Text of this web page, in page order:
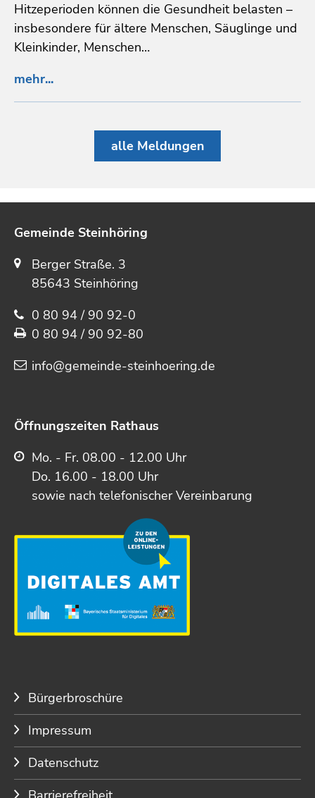
Hitzeperioden können die Gesundheit belasten –
insbesondere für ältere Menschen, Säuglinge und
Kleinkinder, Menschen…
mehr...
alle Meldungen
Gemeinde Steinhöring
Berger Straße. 3
85643 Steinhöring
0 80 94 / 90 92-0
0 80 94 / 90 92-80
info@gemeinde-steinhoering.de
Öffnungszeiten Rathaus
Mo. - Fr. 08.00 - 12.00 Uhr
Do. 16.00 - 18.00 Uhr
sowie nach telefonischer Vereinbarung
Bürgerbroschüre
Impressum
Datenschutz